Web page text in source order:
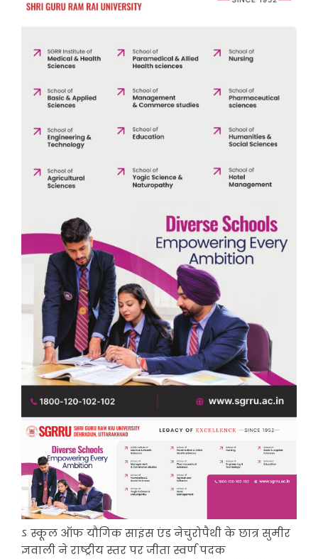
ऽ स्कूल ऑफ यौगिक साइंस एंड नेचुरोपैथी के छात्र सुमीर
ज्ञवाली ने राष्ट्रीय स्तर पर जीता स्वर्ण पदक